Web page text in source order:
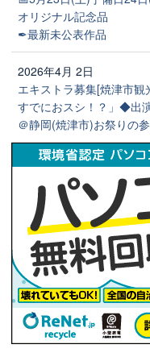
オリジナル記念品
✒最新未公表作品
2026年4月 2日
エキストラ募集[焼津市
すでにおスシ！？」◆出
＠静岡(焼津市)お祭りの